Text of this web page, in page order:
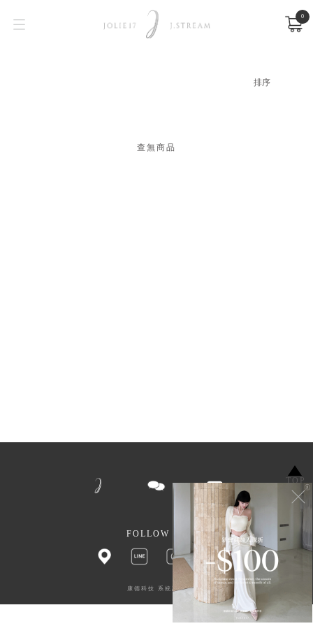
0
TOP
查無商品
FOLLOW US
康德科技 系統設計